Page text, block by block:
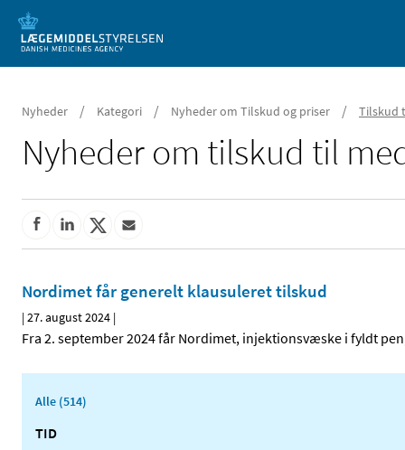
Mobil visning
Nyheder / Kategori / Nyheder om Tilskud og priser / Tilskud
Nyheder om tilskud til
Nordimet får generelt klausuleret tilskud
|27. august 2024 |
Fra 2. september 2024 får Nordimet, injektionsvæske i fyldt
Alle (514)
TID